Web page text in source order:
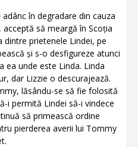
în degradare din cauza
să meargă în Scoția
dintre prietenele Lindei, pe
și s-o desfigureze atunci
ea unde este Linda. Linda
dar Lizzie o descurajează.
lăsându-se să fie folosită
i permită Lindei să-i vindece
să primească ordine
pierderea averii lui Tommy